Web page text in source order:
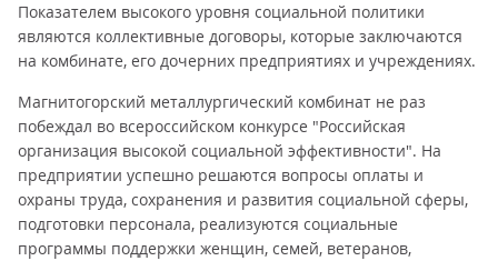
Показателем высокого уровня социальной политики
являются коллективные договоры, которые заключаются
на комбинате, его дочерних предприятиях и учреждениях.
Магнитогорский металлургический комбинат не раз
побеждал во всероссийском конкурсе "Российская
организация высокой социальной эффективности". На
предприятии успешно решаются вопросы оплаты и
охраны труда, сохранения и развития социальной сферы,
подготовки персонала, реализуются социальные
программы поддержки женщин, семей, ветеранов,